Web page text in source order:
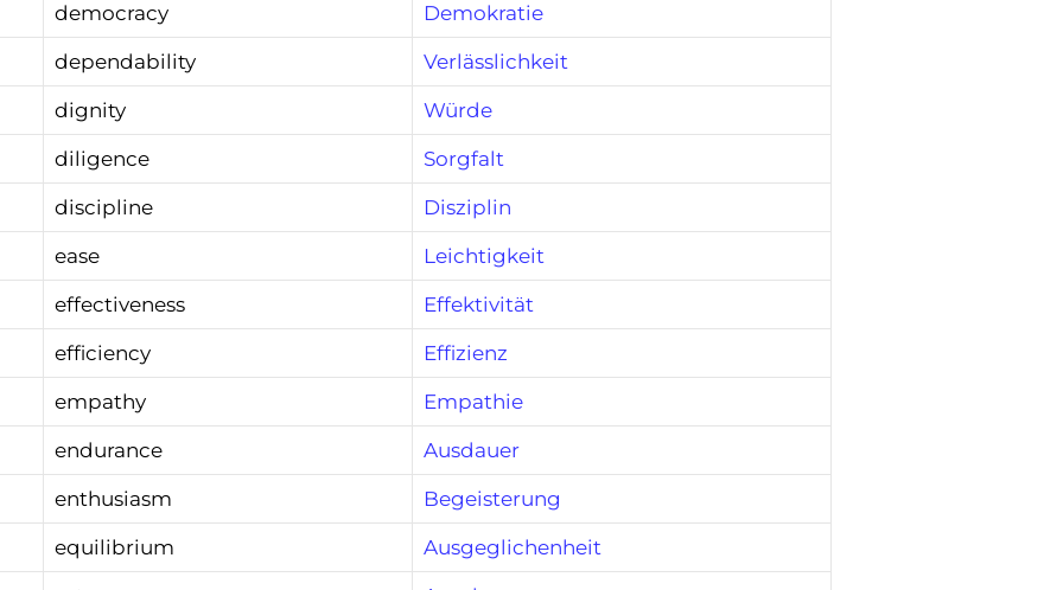
democracy Demokratie
dependability Verlässlichkeit
dignity Würde
diligence Sorgfalt
discipline Disziplin
ease Leichtigkeit
effectiveness Effektivität
efficiency Effizienz
empathy Empathie
endurance Ausdauer
enthusiasm Begeisterung
equilibrium Ausgeglichenheit